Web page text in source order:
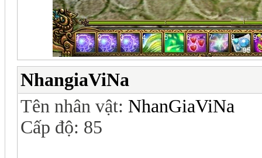
NhangiaViNa
Tên nhân vật: NhanGiaViNa
Cấp độ: 85